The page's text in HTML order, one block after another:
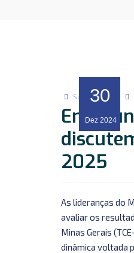
30
Dez 2024
Sofia Gontijo
Em
2025
As lideranças do
avaliar os
Minas Gerais
dinâmica voltada